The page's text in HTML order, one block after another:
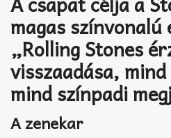
magas színvonalú
„Rolling Stones
visszaadása,
mind színpadi
A zenekar